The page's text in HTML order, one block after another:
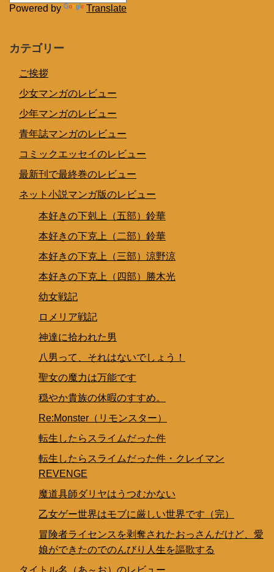
Powered by Translate
カテゴリー
ご挨拶
少女マンガのレビュー
少年マンガのレビュー
青年誌マンガのレビュー
コミックエッセイのレビュー
最新刊で最終巻のレビュー
ネット小説マンガ版のレビュー
本好きの下剋上（五部）鈴華
本好きの下克上（二部）鈴華
本好きの下克上（三部）涼野涼
本好きの下克上（四部）勝木光
幼女戦記
ロメリア戦記
神達に拾われた男
八男って、それはないでしょう！
聖女の魔力は万能です
穏やか貴族の休暇のすすめ。
Re:Monster（リモンスター）
転生したらスライムだった件
転生したらスライムだった件・クレイマン
REVENGE
魔道具師ダリヤはうつむかない
乙女ゲー世界はモブに厳しい世界です（完）
冒険者ライセンスを剥奪されたおっさんだけど、愛
娘ができたのでのんびり人生を謳歌する
タイトル名（あ～お）のレビュー